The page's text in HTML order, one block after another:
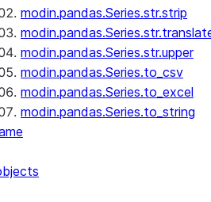
modin.pandas.Series.str.strip
modin.pandas.Series.str.upper
modin.pandas.Series.to_csv
modin.pandas.Series.to_excel
modin.pandas.Series.to_string